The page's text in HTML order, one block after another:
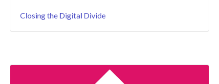
Closing the Digital Divide